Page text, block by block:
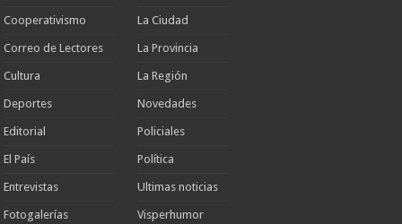
Cooperativismo
Correo de Lectores
Cultura
Deportes
Editorial
El País
Entrevistas
Fotogalerías
La Ciudad
La Provincia
La Región
Novedades
Policiales
Política
Ultimas noticias
Visperhumor